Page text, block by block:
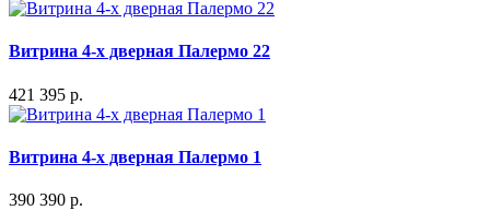
Витрина 4-х дверная Палермо 22
421 395 р.
Витрина 4-х дверная Палермо 1
390 390 р.